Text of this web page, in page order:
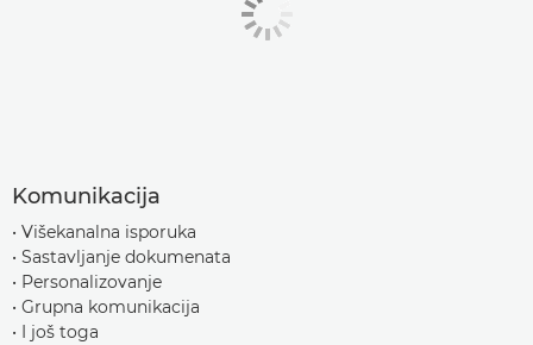
Komunikacija
• Višekanalna isporuka
• Sastavljanje dokumenata
• Personalizovanje
• Grupna komunikacija
• I još toga